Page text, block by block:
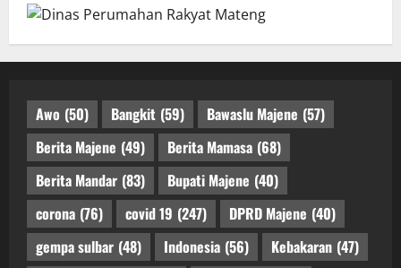
Awo (50) Bangkit (59) Bawaslu Majene (57)
Berita Majene (49) Berita Mamasa (68)
Berita Mandar (83) Bupati Majene (40)
corona (76) covid 19 (247) DPRD Majene (40)
gempa sulbar (48) Indonesia (56) Kebakaran (47)